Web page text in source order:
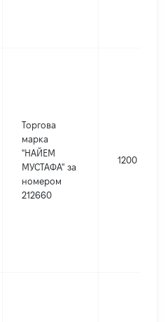
Торгова
марка
"НАЙЕМ
МУСТАФА" за
номером
212660
1200